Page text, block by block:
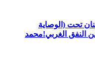
تحت (الوصاية
النفق الغربي!محمد